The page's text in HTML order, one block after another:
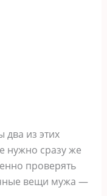
два из этих
нужно сразу же
проверять
вещи мужа —